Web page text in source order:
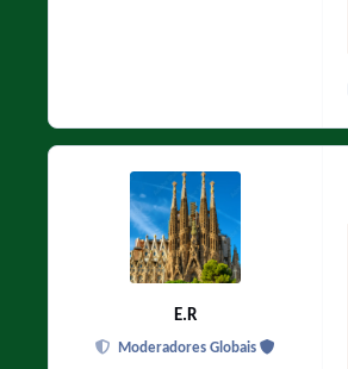
E.R
Moderadores Globais